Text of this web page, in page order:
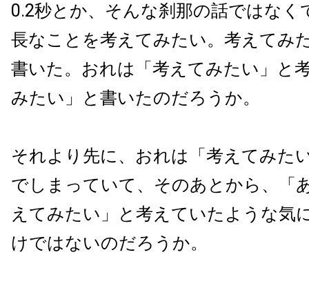
0.2秒とか、そんな刹那の話ではなく
長なことを考えてみたい。考えてみ
書いた。おれは「考えてみたい」と
みたい」と書いたのだろうか。
それより先に、おれは「考えてみた
でしまっていて、そのあとから、「
えてみたい」と考えていたような気
けではないのだろうか。